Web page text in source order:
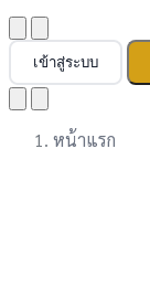
เข้าสู่ระบบ
หน้าแรก